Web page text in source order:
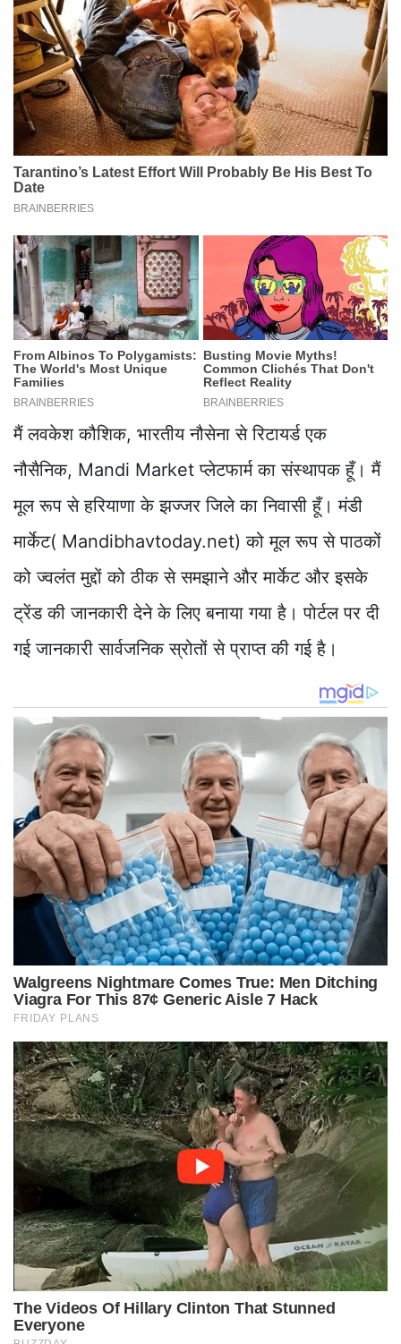
मैं लवकेश कौशिक, भारतीय नौसेना से रिटायर्ड एक
नौसैनिक, Mandi Market प्लेटफार्म का संस्थापक हूँ। मैं
मूल रूप से हरियाणा के झज्जर जिले का निवासी हूँ। मंडी
मार्केट( Mandibhavtoday.net) को मूल रूप से पाठकों
को ज्वलंत मुद्दों को ठीक से समझाने और मार्केट और इसके
ट्रेंड की जानकारी देने के लिए बनाया गया है। पोर्टल पर दी
गई जानकारी सार्वजनिक स्रोतों से प्राप्त की गई है।